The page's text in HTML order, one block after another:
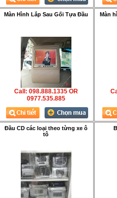
Màn Hình Lắp Sau Gối Tựa Đầu
Call: 098.888.1335 OR
0977.535.885
Màn
Đầu CD các loại theo từng xe ô
tô